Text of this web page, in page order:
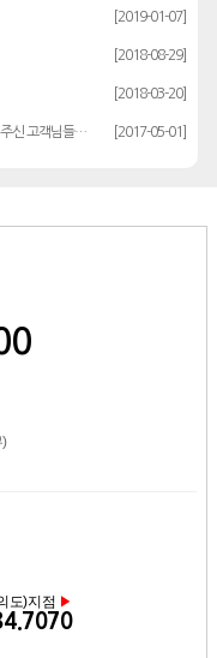
[2019-01-07]
[2018-08-29]
[2018-03-20]
* [동부회원권거래소]고객만족 브랜드대상 수상 성원해주신 고객님들께 감사드립… [2017-05-01]
도)지점 ▶